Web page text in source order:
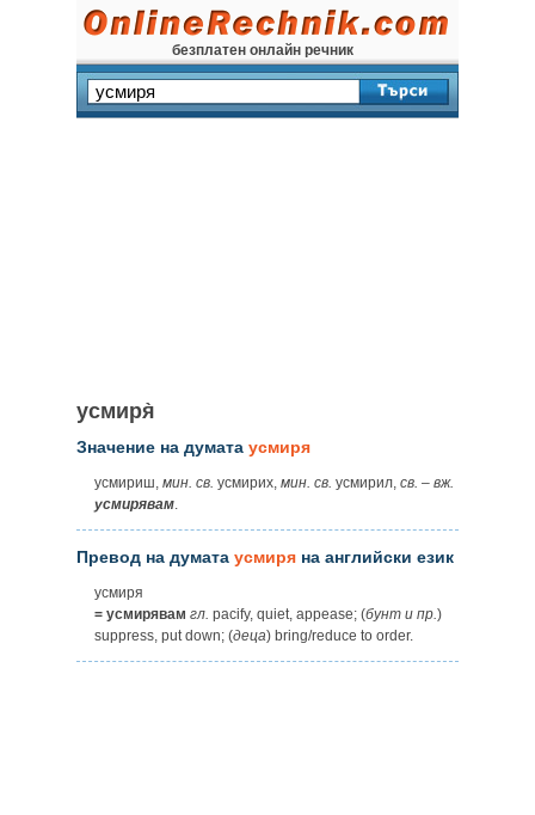
безплатен онлайн речник
усмиря̀
Значение на думата усмиря
усмириш, мин. св. усмирих, мин. св. усмирил, св. – вж.
усмирявам.
Превод на думата усмиря на английски език
усмиря
= усмирявам гл. pacify, quiet, appease; (бунт и пр. )
suppress, put down; (деца) bring/reduce to order.